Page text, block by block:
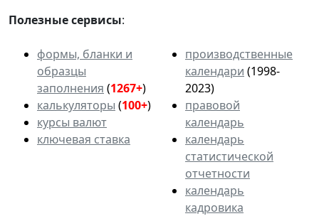
Полезные сервисы:
формы, бланки и
образцы
заполнения (1267+)
калькуляторы (100+)
курсы валют
ключевая ставка
производственные
календари (1998-
2023)
правовой
календарь
календарь
статистической
отчетности
календарь
кадровика